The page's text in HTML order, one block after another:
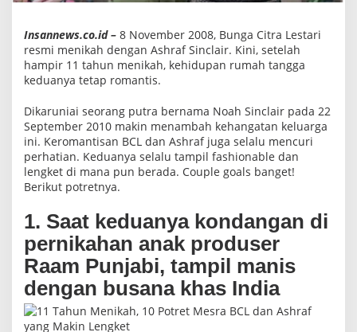
C
d
a
n
A
s
a
f
,
M
a
k
e
g
k
e
t
A
j
a
Insannews.co.id – 8 November 2008, Bunga Citra Lestari
resmi menikah dengan Ashraf Sinclair. Kini, setelah
hampir 11 tahun menikah, kehidupan rumah tangga
keduanya tetap romantis.
Dikaruniai seorang putra bernama Noah Sinclair pada 22
September 2010 makin menambah kehangatan keluarga
ini. Keromantisan BCL dan Ashraf juga selalu mencuri
perhatian. Keduanya selalu tampil fashionable dan
lengket di mana pun berada. Couple goals banget!
Berikut potretnya.
1. Saat keduanya kondangan di
pernikahan anak produser
Raam Punjabi, tampil manis
dengan busana khas India